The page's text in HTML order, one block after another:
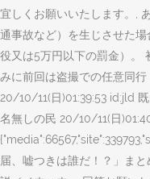
宜しくお願いいたします。,
通事故など）を生じさせた
役又は5万円以下の罰金）。
みに前回は盗撮での任意同
20/10/11(日)01:39:53 id:jld
名無しの民 20/10/11(日
届、嘘つきは誰だ！？」ま